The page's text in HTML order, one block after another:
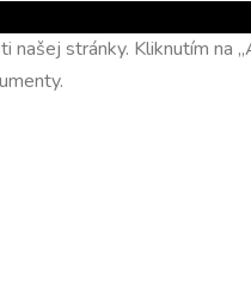
našej stránky. Kliknutím